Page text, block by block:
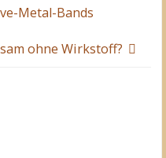
Metal-Bands
ohne Wirkstoff?